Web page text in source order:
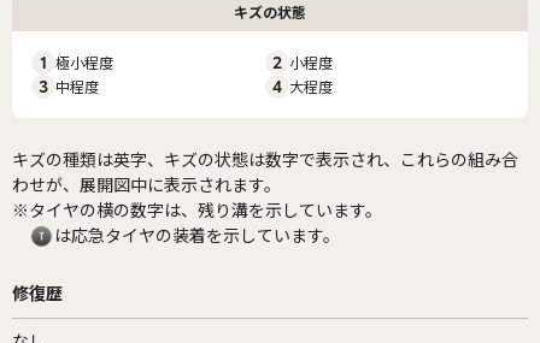
キズの状態
1 極小程度 2 小程度
3 中程度 4 大程度
キズの種類は英字、キズの状態は数字で表示され、これらの組み合
わせが、展開図中に表示されます。
※タイヤの横の数字は、残り溝を示しています。
は応急タイヤの装着を示しています。
修復歴